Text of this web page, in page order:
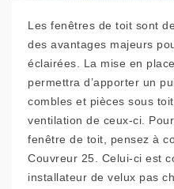
Les fenêtres de toit sont
des avantages majeurs
éclairées. La mise en
permettra d’apporter un
combles et pièces sous
ventilation de ceux-ci.
fenêtre de toit, pensez à
Couvreur 25. Celui-ci est
installateur de velux pas